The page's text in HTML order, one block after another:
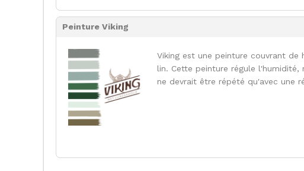
Peinture Viking
Viking est une peinture couvrant
lin. Cette peinture régule l'humidité,
ne devrait être répété qu'avec une